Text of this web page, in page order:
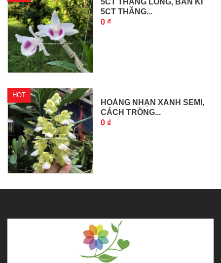
5CT THĂNG...
0 ₫
HOT
HOÀNG NHẠN XANH SEMI,
CÁCH TRỒNG...
0 ₫